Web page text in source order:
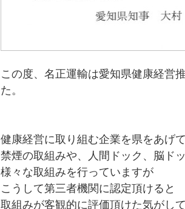
この度、名正運輸は愛知県健康経営
た。
健康経営に取り組む企業を県をあげ
禁煙の取組みや、人間ドック、脳ド
様々な取組みを行っていますが
こうして第三者機関に認定頂けると
取組みが客観的に評価頂けた気がし